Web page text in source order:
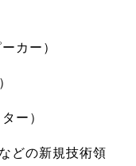
カー）
ー）
どの新規技術領